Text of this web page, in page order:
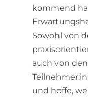
kommend
Sowohl von
auch von
und hoffe,